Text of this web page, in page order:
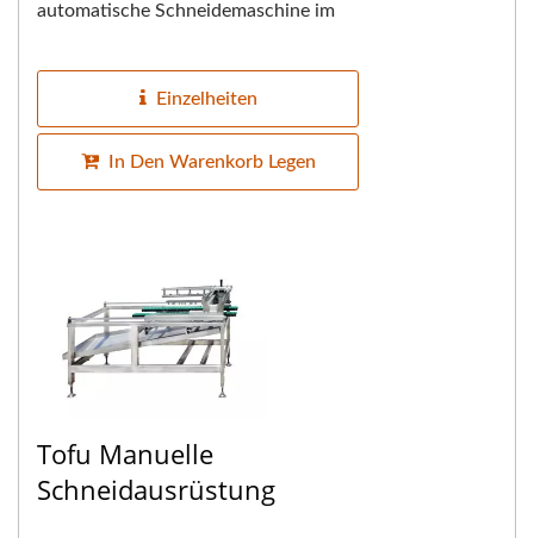
automatische Schneidemaschine im
mit einem Förderband ausgestattet,...
Einzelheiten
In Den Warenkorb Legen
Tofu Manuelle
Schneidausrüstung